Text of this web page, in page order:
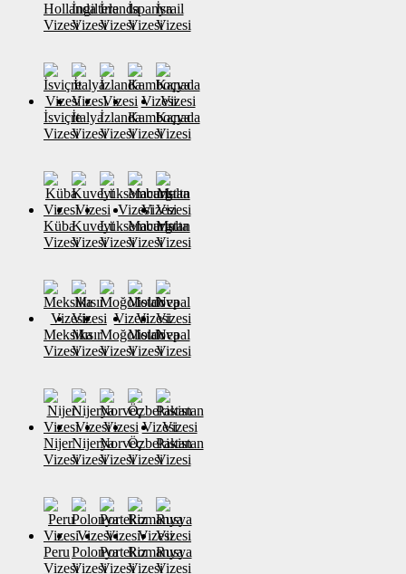
Hollanda
Vizesi
İngiltere
Vizesi
İrlanda
Vizesi
İspanya
Vizesi
İsrail
Vizesi
İsviçre
Vizesi
İtalya
Vizesi
İzlanda
Vizesi
Kamboçya
Vizesi
Kanada
Vizesi
Küba
Vizesi
Kuveyt
Vizesi
Lüksemburg
Vizesi
Macaristan
Vizesi
Malta
Vizesi
Meksika
Vizesi
Mısır
Vizesi
Moğolistan
Vizesi
Moldova
Vizesi
Nepal
Vizesi
Nijer
Vizesi
Nijerya
Vizesi
Norveç
Vizesi
Özbekistan
Vizesi
Pakistan
Vizesi
Peru
Vizesi
Polonya
Vizesi
Portekiz
Vizesi
Romanya
Vizesi
Rusya
Vizesi